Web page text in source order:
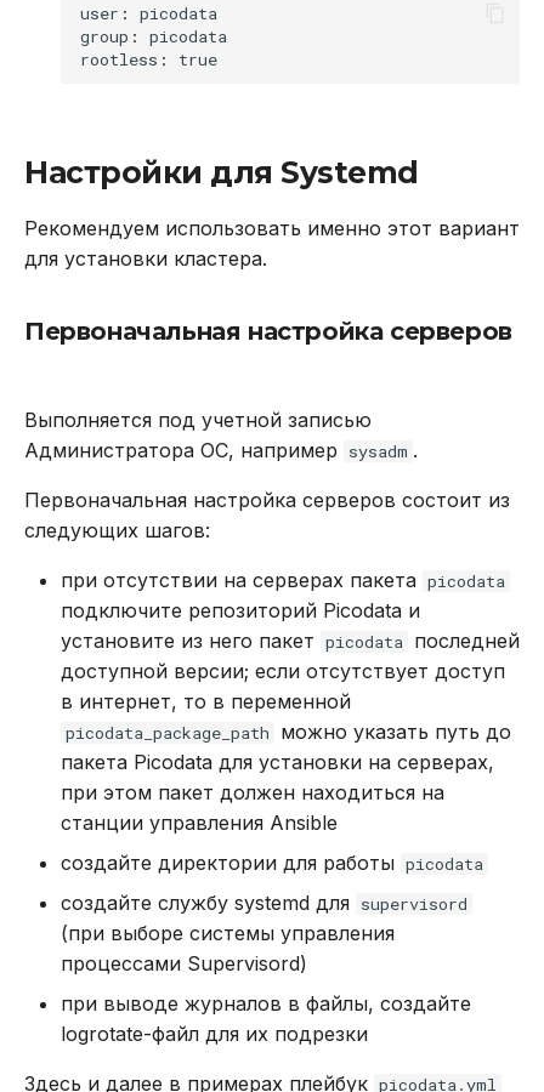
user :
picodata
group :
picodata
rootless : true
Настройки для Systemd
Рекомендуем использовать именно этот вариант
для установки кластера.
Первоначальная настройка серверов
Выполняется под учетной записью
Администратора ОС, например
sysadm .
Первоначальная настройка серверов состоит из
следующих шагов:
при отсутствии на серверах пакета picodata
подключите репозиторий Picodata и
установите из него пакет picodata последней
доступной версии; если отсутствует доступ
в интернет, то в переменной
picodata_package_path
можно указать путь до
пакета Picodata для установки на серверах,
при этом пакет должен находиться на
станции управления Ansible
создайте директории для работы picodata
создайте службу systemd для supervisord
(при выборе системы управления
процессами Supervisord)
при выводе журналов в файлы, создайте
logrotate-файл для их подрезки
Здесь и далее в примерах плейбук picodata.yml